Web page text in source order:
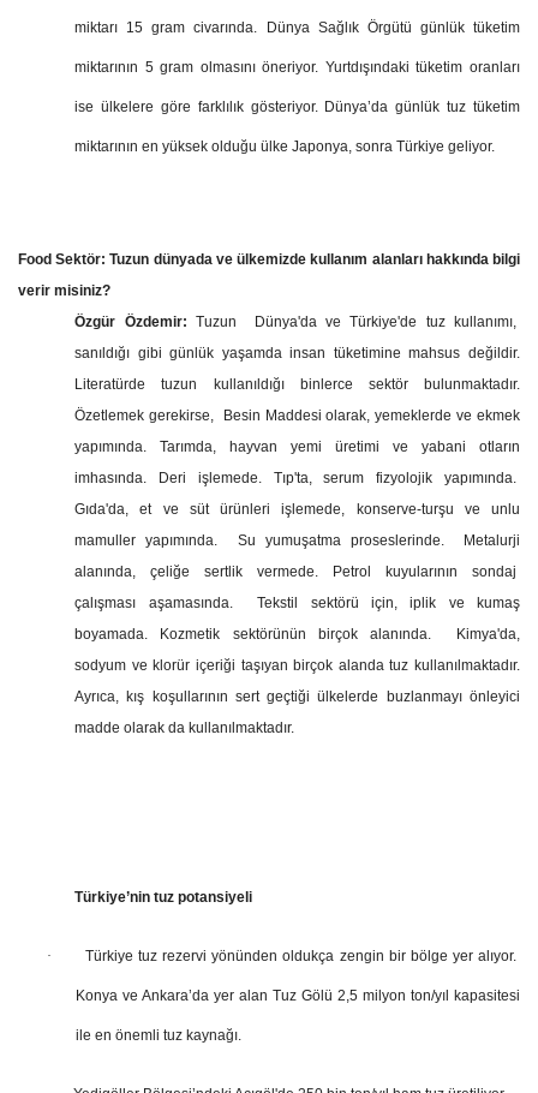
miktarı 15 gram civarında. Dünya Sağlık Örgütü günlük tüketim
miktarının 5 gram olmasını öneriyor. Yurtdışındaki tüketim oranları
ise ülkelere göre farklılık gösteriyor. Dünya’da günlük tuz tüketim
miktarının en yüksek olduğu ülke Japonya, sonra Türkiye geliyor.
Food Sektör: Tuzun dünyada ve ülkemizde kullanım alanları hakkında bilgi
verir misiniz?
Özgür Özdemir: Tuzun Dünya'da ve Türkiye'de tuz kullanımı,
sanıldığı gibi günlük yaşamda insan tüketimine mahsus değildir.
Literatürde tuzun kullanıldığı binlerce sektör bulunmaktadır.
Özetlemek gerekirse, Besin Maddesi olarak, yemeklerde ve ekmek
yapımında. Tarımda, hayvan yemi üretimi ve yabani otların
imhasında. Deri işlemede. Tıp'ta, serum fizyolojik yapımında.
Gıda'da, et ve süt ürünleri işlemede, konserve-turşu ve unlu
mamuller yapımında. Su yumuşatma proseslerinde. Metalurji
alanında, çeliğe sertlik vermede. Petrol kuyularının sondaj
çalışması aşamasında. Tekstil sektörü için, iplik ve kumaş
boyamada. Kozmetik sektörünün birçok alanında. Kimya'da,
sodyum ve klorür içeriği taşıyan birçok alanda tuz kullanılmaktadır.
Ayrıca, kış koşullarının sert geçtiği ülkelerde buzlanmayı önleyici
madde olarak da kullanılmaktadır.
Türkiye’nin tuz potansiyeli
· Türkiye tuz rezervi yönünden oldukça zengin bir bölge yer alıyor.
Konya ve Ankara’da yer alan Tuz Gölü 2,5 milyon ton/yıl kapasitesi
ile en önemli tuz kaynağı.